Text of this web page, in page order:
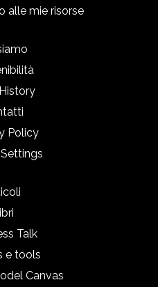
alle mie risorse
Policy
Talk
e tools
Canvas